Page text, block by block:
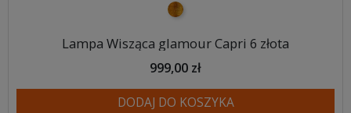
złoty
Lampa Wisząca glamour Capri 6 złota
999,00 zł
DODAJ DO KOSZYKA